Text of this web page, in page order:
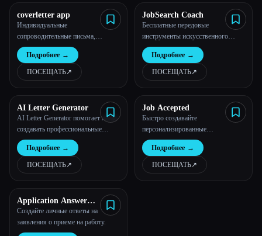
coverletter app
Индивидуальные
сопроводительные письма,
готовые за считанные минуты, а не
часы - coverletter.app
Подробнее →
ПОСЕЩАТЬ↗︎
JobSearch Coach
Бесплатные передовые
инструменты искусственного
интеллекта, которые помогают
соискателям быстрее найти работу
своей мечты
Подробнее →
ПОСЕЩАТЬ↗︎
AI Letter Generator
AI Letter Generator помогает легко
создавать профессиональные
письма с помощью искусственного
интеллекта. Попробуйте наш
бесплатный редактор писем,
генератор сопроводительных
Подробнее →
ПОСЕЩАТЬ↗︎
Job Accepted
Быстро создавайте
персонализированные
сопроводительные письма с
помощью искусственного
интеллекта
Подробнее →
ПОСЕЩАТЬ↗︎
Application Answer
Generator by Eztrackr
Создайте личные ответы на
заявления о приеме на работу.